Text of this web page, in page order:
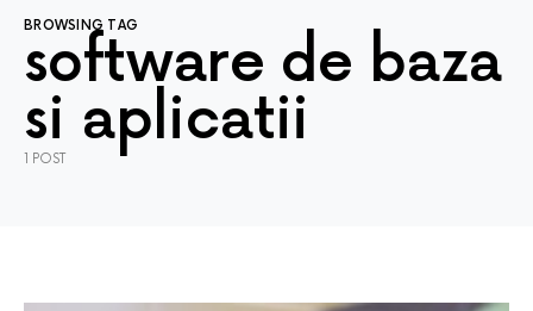
BROWSING TAG
software de baza
si aplicatii
1 POST